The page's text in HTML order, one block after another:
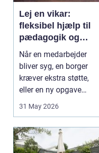
Lej en vikar:
fleksibel hjælp til
pædagogik og
sundhed
Når en medarbejder
bliver syg, en borger
kræver ekstra støtte,
eller en ny opgave
opstår fra dag til...
31 May 2026